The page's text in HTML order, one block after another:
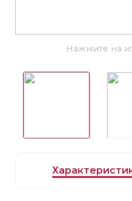
Нажмите на